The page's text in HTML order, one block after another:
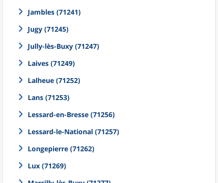
Jambles (71241)
Jugy (71245)
Jully-lès-Buxy (71247)
Laives (71249)
Lalheue (71252)
Lans (71253)
Lessard-en-Bresse (71256)
Lessard-le-National (71257)
Longepierre (71262)
Lux (71269)